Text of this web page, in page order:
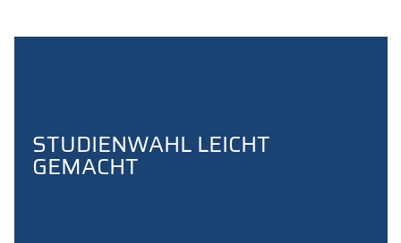
STUDIENWAHL LEICHT
GEMACHT